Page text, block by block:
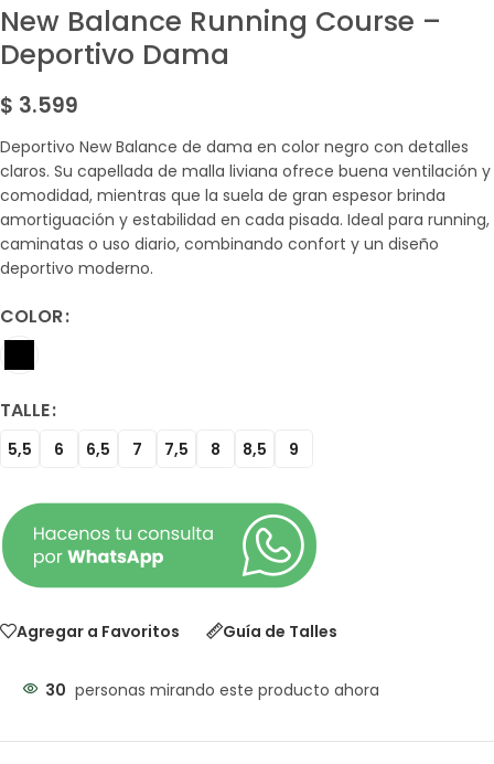
New Balance Running Course –
Deportivo Dama
$ 3.599
Deportivo New Balance de dama en color negro con detalles
claros. Su capellada de malla liviana ofrece buena ventilación y
comodidad, mientras que la suela de gran espesor brinda
amortiguación y estabilidad en cada pisada. Ideal para running,
caminatas o uso diario, combinando confort y un diseño
deportivo moderno.
COLOR
TALLE
5,5 6 6,5 7 7,5 8 8,5 9
Agregar a Favoritos Guía de Talles
30 personas mirando este producto ahora